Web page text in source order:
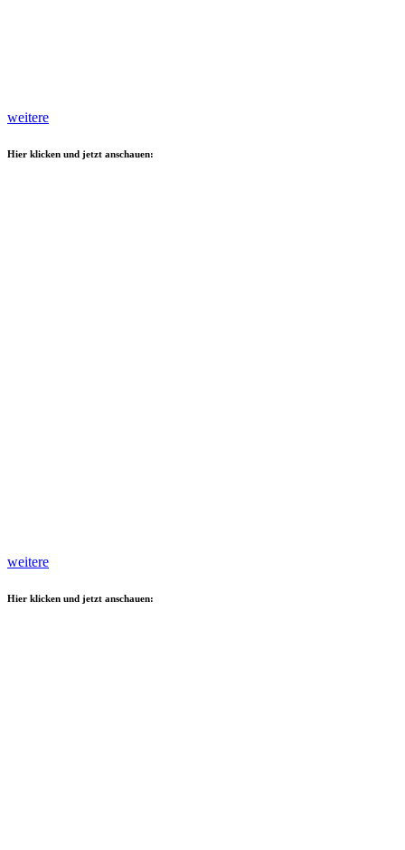
weitere
Hier klicken und jetzt anschauen:
weitere
Hier klicken und jetzt anschauen: